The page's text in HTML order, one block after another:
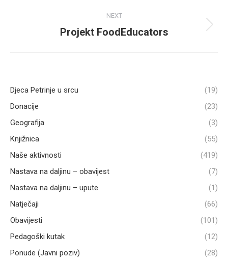
NEXT
Next
Projekt FoodEducators
Djeca Petrinje u srcu
(19)
Donacije
(23)
Geografija
(3)
Knjižnica
(55)
Naše aktivnosti
(419)
Nastava na daljinu – obavijest
(7)
Nastava na daljinu – upute
(1)
Natječaji
(66)
Obavijesti
(101)
Pedagoški kutak
(12)
Ponude (Javni poziv)
(28)